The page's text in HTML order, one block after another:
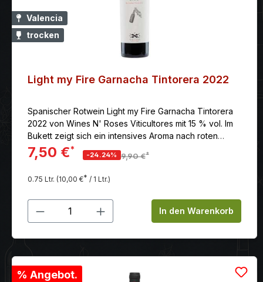
Valencia
trocken
Light my Fire Garnacha Tintorera 2022
Spanischer Rotwein Light my Fire Garnacha Tintorera
2022 von Wines N' Roses Viticultores mit 15 % vol. Im
Bukett zeigt sich ein intensives Aroma nach roten
Beeren mit gerösteten und würzigen Noten, gefolgt
von mediterranen Kräutern.
7,50 €*
-24.24% 9,90 €*
0.75 Ltr. (10,00 €* / 1 Ltr.)
Produkt Anzahl: Gib denIn den Warenkorb
% Angebot.